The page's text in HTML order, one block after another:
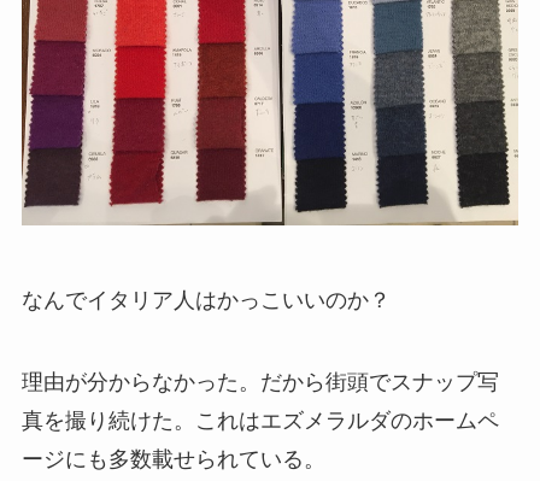
なんでイタリア人はかっこいいのか？
理由が分からなかった。だから街頭でスナップ写
真を撮り続けた。これはエズメラルダのホームペ
ージにも多数載せられている。